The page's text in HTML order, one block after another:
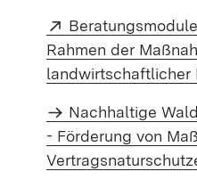
Extern:
Rahmen der
landwirtschaftlicher
Nachhaltige
- Förderung von